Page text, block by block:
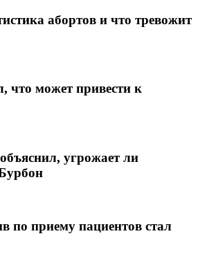
абортов и что тревожит
что может привести к
угрожает ли
по приему пациентов стал